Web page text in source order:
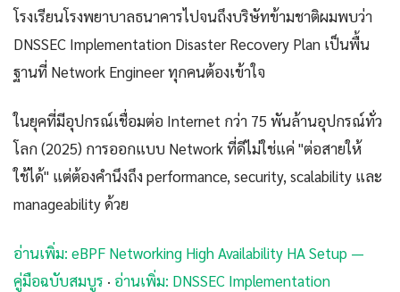
โรงเรียนโรงพยาบาลธนาคารไปจนถึงบริษัทข้ามชาติผมพบว่า
DNSSEC Implementation Disaster Recovery Plan เป็นพื้น
ฐานที่ Network Engineer ทุกคนต้องเข้าใจ
ในยุคที่มีอุปกรณ์เชื่อมต่อ Internet กว่า 75 พันล้านอุปกรณ์ทั่ว
โลก (2025) การออกแบบ Network ที่ดีไม่ใช่แค่ "ต่อสายให้
ใช้ได้" แต่ต้องคำนึงถึง performance, security, scalability และ
manageability ด้วย
อ่านเพิ่ม: eBPF Networking High Availability HA Setup —
คู่มือฉบับสมบูร · อ่านเพิ่ม: DNSSEC Implementation